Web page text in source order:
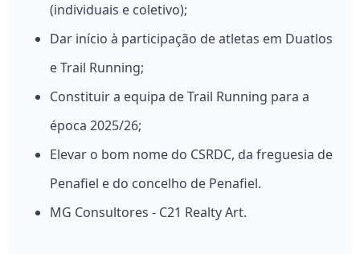
(individuais e coletivo);
Dar início à participação de atletas em Duatlos
e Trail Running;
Constituir a equipa de Trail Running para a
época 2025/26;
Elevar o bom nome do CSRDC, da freguesia de
Penafiel e do concelho de Penafiel.
MG Consultores - C21 Realty Art.